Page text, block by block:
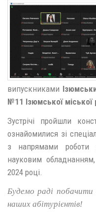
випускниками
№11 Ізюмської міської
Зустрічі пройшли
ознайомилися зі
з напрямами
науковим
2024 році.
Будемо раді побачити
наших абітурієнтів!